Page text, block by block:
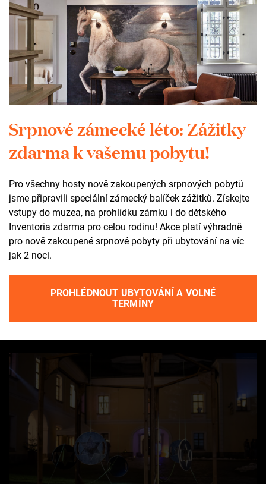
+15
v uplynulých dnech zaplavila celý zámek a jeho okolí.
Letošní ročník je za námi a my máme srdce plná dojmů,
husí kůže a obrovské vděčnosti. Děkujeme vám všem –
divákům, umělcům, dobrovolníkům a celému týmu – za to,
že jste vytvořili atmosféru, na kterou budeme vzpomínat
celý rok. Slova nedokážou popsat všechno, ale nádherné
si ty okamžiky čisté radosti!
Adventní světelné instalace
Srpnové zámecké léto: Zážitky
zdarma k vašemu pobytu!
Pro všechny hosty nově zakoupených srpnových pobytů
jsme připravili speciální zámecký balíček zážitků. Získejte
vstupy do muzea, na prohlídku zámku i do dětského
Inventoria zdarma pro celou rodinu! Akce platí výhradně
pro nově zakoupené srpnové pobyty při ubytování na víc
jak 2 noci.
PROHLÉDNOUT UBYTOVÁNÍ A VOLNÉ
TERMÍNY